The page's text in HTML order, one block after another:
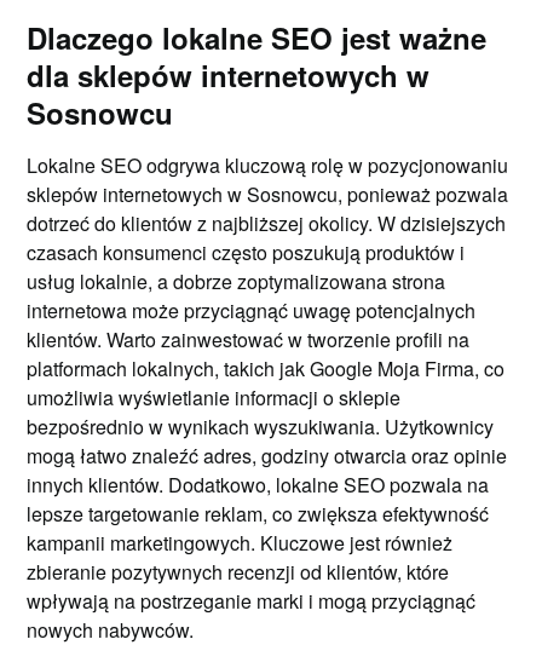
Dlaczego lokalne SEO jest ważne
dla sklepów internetowych w
Sosnowcu
Lokalne SEO odgrywa kluczową rolę w pozycjonowaniu
sklepów internetowych w Sosnowcu, ponieważ pozwala
dotrzeć do klientów z najbliższej okolicy. W dzisiejszych
czasach konsumenci często poszukują produktów i
usług lokalnie, a dobrze zoptymalizowana strona
internetowa może przyciągnąć uwagę potencjalnych
klientów. Warto zainwestować w tworzenie profili na
platformach lokalnych, takich jak Google Moja Firma, co
umożliwia wyświetlanie informacji o sklepie
bezpośrednio w wynikach wyszukiwania. Użytkownicy
mogą łatwo znaleźć adres, godziny otwarcia oraz opinie
innych klientów. Dodatkowo, lokalne SEO pozwala na
lepsze targetowanie reklam, co zwiększa efektywność
kampanii marketingowych. Kluczowe jest również
zbieranie pozytywnych recenzji od klientów, które
wpływają na postrzeganie marki i mogą przyciągnąć
nowych nabywców.